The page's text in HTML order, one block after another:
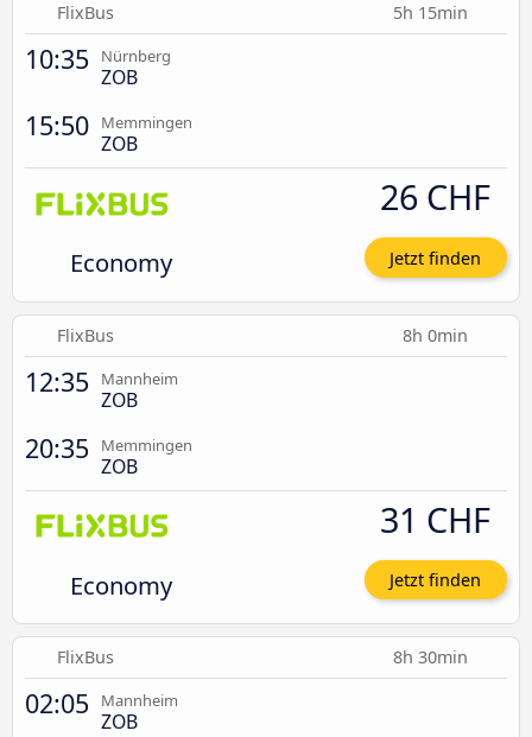
FlixBus 5h 15min
10:35 Nürnberg
ZOB
15:50 Memmingen
ZOB
Economy
26 CHF
Jetzt finden
FlixBus 8h 0min
12:35 Mannheim
ZOB
20:35 Memmingen
ZOB
Economy
31 CHF
Jetzt finden
FlixBus 8h 30min
02:05 Mannheim
ZOB